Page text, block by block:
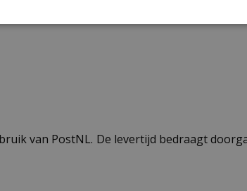
van PostNL. De levertijd bedraagt